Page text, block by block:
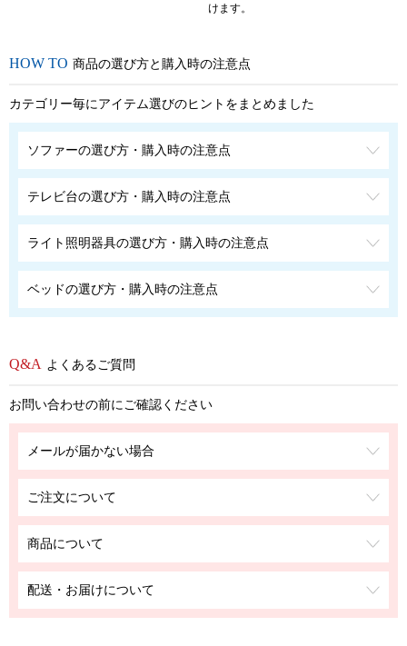
けます。
商品の選び方と購入時の注意点
カテゴリー毎にアイテム選びのヒントをまとめました
ソファーの選び方・購入時の注意点
テレビ台の選び方・購入時の注意点
ライト照明器具の選び方・購入時の注意点
ベッドの選び方・購入時の注意点
よくあるご質問
お問い合わせの前にご確認ください
メールが届かない場合
ご注文について
商品について
配送・お届けについて